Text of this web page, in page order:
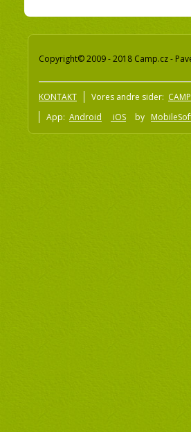
Copyright© 2009 - 2018 Camp.cz -
KONTAKT Vores andre sider:
App: Android iOS by